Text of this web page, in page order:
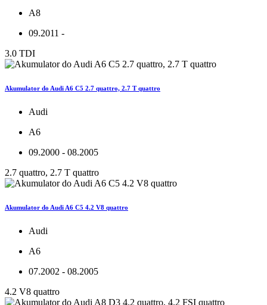
A8
09.2011 -
3.0 TDI
Akumulator do Audi A6 C5 2.7 quattro, 2.7 T quattro
Audi
A6
09.2000 - 08.2005
2.7 quattro, 2.7 T quattro
Akumulator do Audi A6 C5 4.2 V8 quattro
Audi
A6
07.2002 - 08.2005
4.2 V8 quattro